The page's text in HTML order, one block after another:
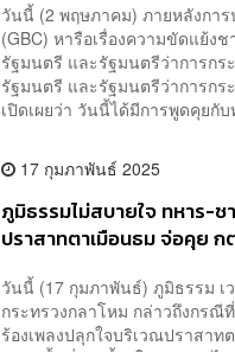
วันนี้ (2 พฤษภาคม) ภายหลังกา
(GBC) หารือเรื่องความขัดแย้ง
รัฐมนตรี และรัฐมนตรีว่าการกร
รัฐมนตรี และรัฐมนตรีว่าการก
เปิดเผยว่า วันนี้ได้มีการพูดคุยกั
17 กุมภาพันธ์ 2025
ภูมิธรรมไม่สบายใจ ทหาร
ปราสาทตาเมือนธม จ่อคุย ก
วันนี้ (17 กุมภาพันธ์) ภูมิธรรม เ
กระทรวงกลาโหม กล่าวถึงกร
ร้องเพลงปลุกใจบริเวณปราสา